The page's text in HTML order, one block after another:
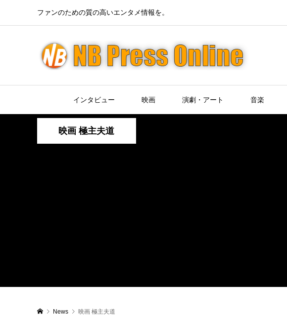
ファンのための質の高いエンタメ情報を。
インタビュー 映画 演劇・アート 音楽
映画 極主夫道
News 映画 極主夫道